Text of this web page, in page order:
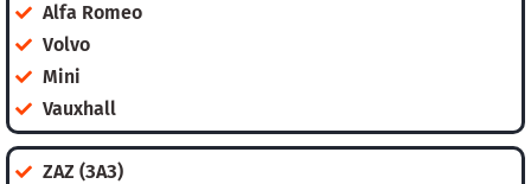
Alfa Romeo
Volvo
Mini
Vauxhall
ZAZ (ЗАЗ)